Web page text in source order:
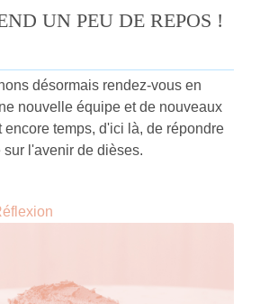
UN PEU DE REPOS !
désormais rendez-vous en
nouvelle équipe et de nouveaux
encore temps, d'ici là, de répondre
sur l'avenir de dièses.